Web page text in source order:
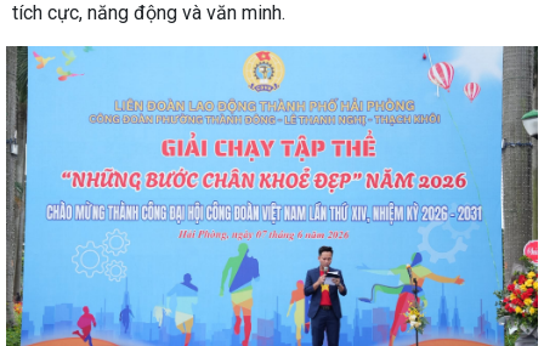
tích cực, năng động và văn minh.